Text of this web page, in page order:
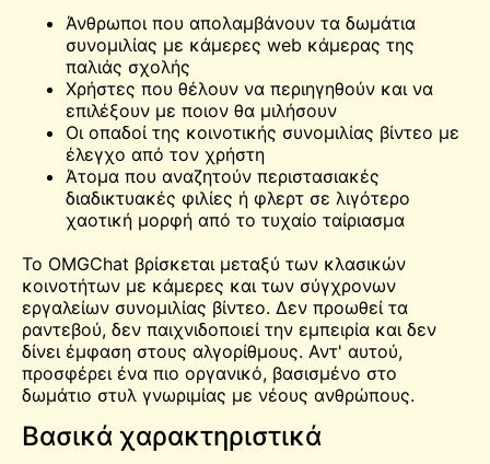
Άνθρωποι που απολαμβάνουν τα δωμάτια
συνομιλίας με κάμερες web κάμερας της
παλιάς σχολής
Χρήστες που θέλουν να περιηγηθούν και να
επιλέξουν με ποιον θα μιλήσουν
Οι οπαδοί της κοινοτικής συνομιλίας βίντεο με
έλεγχο από τον χρήστη
Άτομα που αναζητούν περιστασιακές
διαδικτυακές φιλίες ή φλερτ σε λιγότερο
χαοτική μορφή από το τυχαίο ταίριασμα
Το OMGChat βρίσκεται μεταξύ των κλασικών
κοινοτήτων με κάμερες και των σύγχρονων
εργαλείων συνομιλίας βίντεο. Δεν προωθεί τα
ραντεβού, δεν παιχνιδοποιεί την εμπειρία και δεν
δίνει έμφαση στους αλγορίθμους. Αντ' αυτού,
προσφέρει ένα πιο οργανικό, βασισμένο στο
δωμάτιο στυλ γνωριμίας με νέους ανθρώπους.
Βασικά χαρακτηριστικά